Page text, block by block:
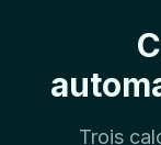
Trois